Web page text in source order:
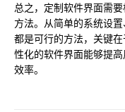
总之，定制软件界面需
方法。从简单的系统设
都是可行的方法，关键
性化的软件界面能够提
效率。